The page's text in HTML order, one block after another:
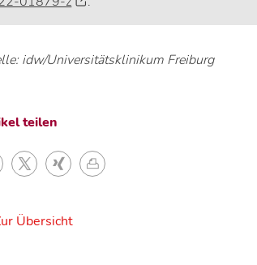
idw/Universitätsklinikum Freiburg
teilen
Übersicht